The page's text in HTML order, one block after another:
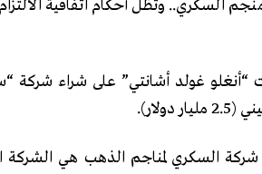
دولار).
السكري لمناجم الذهب هي الشركة